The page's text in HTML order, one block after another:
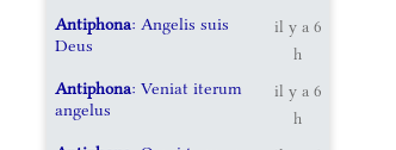
Antiphona: Angelis suis
Deus
il y a 6
h
Antiphona: Veniat iterum
angelus
il y a 6
h